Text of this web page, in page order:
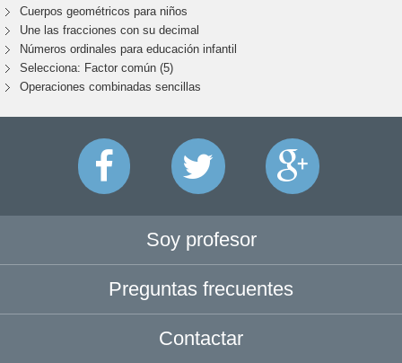
Cuerpos geométricos para niños
Une las fracciones con su decimal
Números ordinales para educación infantil
Selecciona: Factor común (5)
Operaciones combinadas sencillas
Soy profesor
Preguntas frecuentes
Contactar